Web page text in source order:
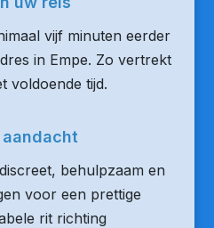
vijf minuten eerder
in Empe. Zo vertrekt
voldoende tijd.
behulpzaam en
voor een prettige
rit richting